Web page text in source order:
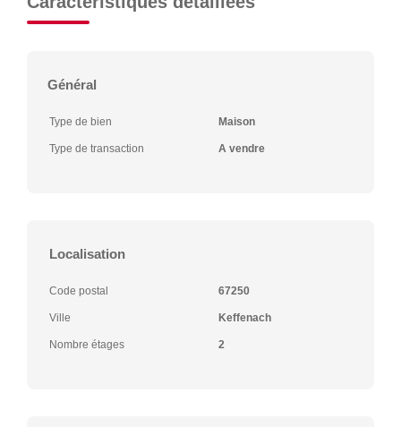
Général
Type de bien Maison
Type de transaction A vendre
Localisation
Code postal 67250
Ville Keffenach
Nombre étages 2